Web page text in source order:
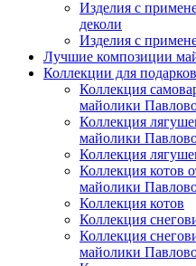
Изделия с
деколи
Изделия с
Лучшие композиции
Коллекции для подарков
Коллекция
майолики
Коллекция
майолики
Коллекция
Коллекция котов
майолики
Коллекция котов
Коллекция
Коллекция
майолики